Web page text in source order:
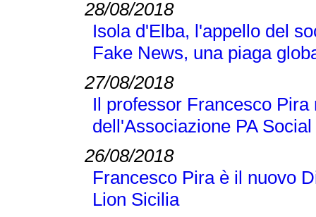
28/08/2018
Isola d'Elba, l'appello del
Fake News, una piaga
27/08/2018
Il professor Francesco
dell'Associazione PA Social
26/08/2018
Francesco Pira è il nuovo
Lion Sicilia